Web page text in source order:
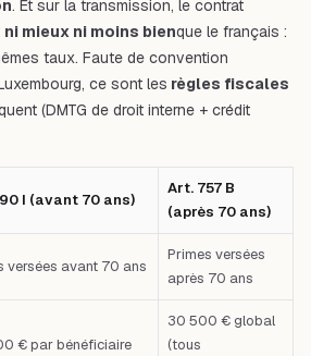
. Et sur la transmission, le contrat
ni mieux ni moins bienque le français :
taux. Faute de convention
ce sont les règles fiscales
(DMTG de droit interne + crédit
I (avant 70 ans)
Art. 757 B
(après 70 ans)
versées avant 70 ans
Primes versées
après 70 ans
€ par bénéficiaire
30 500 € global
(tous